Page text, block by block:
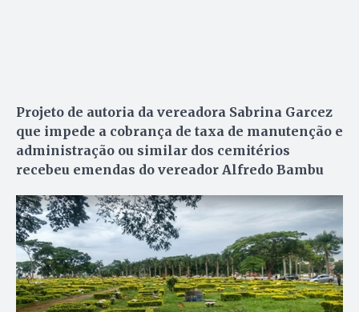
Projeto de autoria da vereadora Sabrina Garcez
que impede a cobrança de taxa de manutenção e
administração ou similar dos cemitérios
recebeu emendas do vereador Alfredo Bambu